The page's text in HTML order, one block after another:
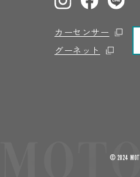
カーセンサー
グーネット
© 2024